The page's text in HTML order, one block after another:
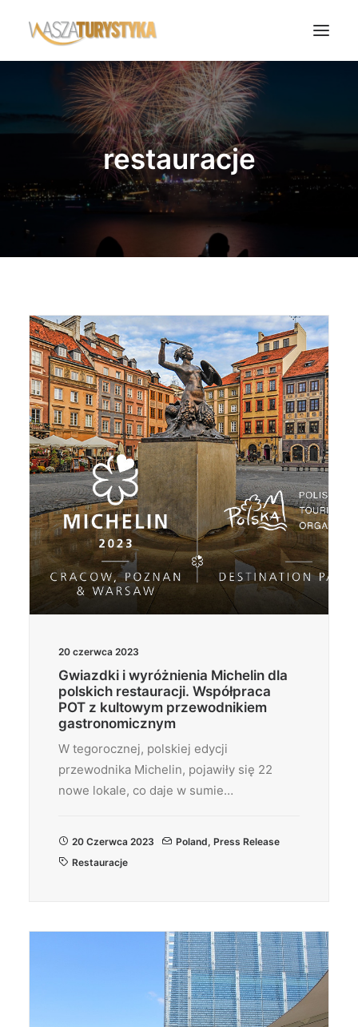
Księga wspomnień
Biura podróży
Noclegi
Polska
Świat
Wasze Podróże
Wyszukiwanie
restauracje
20 czerwca 2023
Gwiazdki i wyróżnienia Michelin dla
polskich restauracji. Współpraca
POT z kultowym przewodnikiem
gastronomicznym
W tegorocznej, polskiej edycji
przewodnika Michelin, pojawiły się 22
nowe lokale, co daje w sumie…
20 Czerwca 2023 Poland, Press Release
Restauracje